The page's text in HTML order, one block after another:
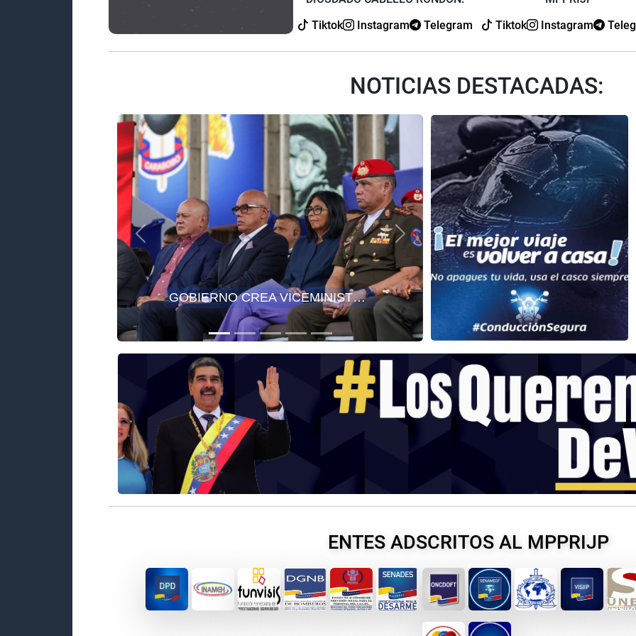
Tiktok
Instagram Telegram
Tiktok
Instagram
NOTICIAS DESTACADAS:
DIOSDADO CABELLO DESTACA AVANCES DE LA GRAN CONSULTA NACIONAL SOBRE LA REFORMA DEL SISTEMA DE JUSTICIA PENAL
Anterior Siguiente
ENTES ADSCRITOS AL MPPRIJP